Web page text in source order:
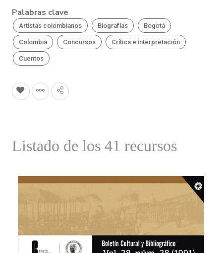
Palabras clave
Artistas colombianos Biografías Bogotá
Colombia Concursos Crítica e interpretación
Cuentos
Listado de los 41 recursos